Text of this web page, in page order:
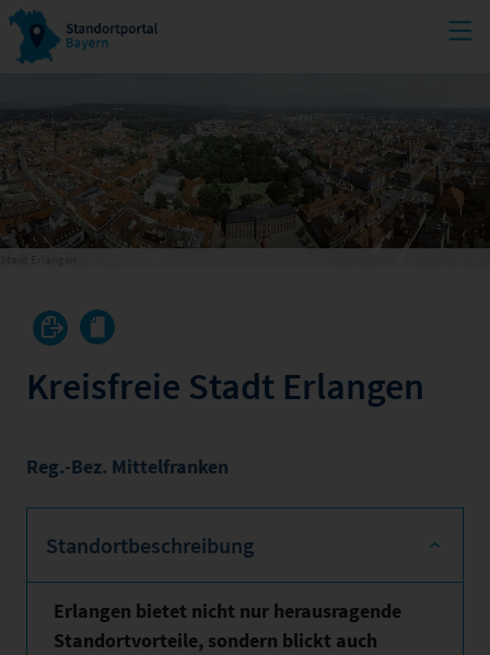
Kreisfreie Stadt Erlangen
Reg.-Bez. Mittelfranken
Standortbeschreibung
Erlangen bietet nicht nur herausragende
Standortvorteile, sondern blickt auch